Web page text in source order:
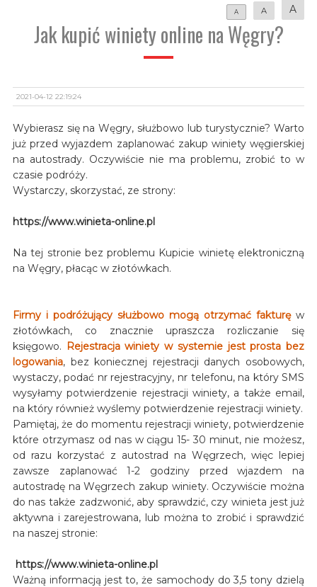
A A A
Jak kupić winiety online na Węgry?
2021-04-12 22:19:24
Wybierasz się na Węgry, służbowo lub turystycznie? Warto
już przed wyjazdem zaplanować zakup winiety węgierskiej
na autostrady. Oczywiście nie ma problemu, zrobić to w
czasie podróży.
Wystarczy, skorzystać, ze strony:
https://www.winieta-online.pl
Na tej stronie bez problemu Kupicie winietę elektroniczną
na Węgry, płacąc w złotówkach.
Firmy i podróżujący służbowo mogą otrzymać fakturęw
złotówkach, co znacznie upraszcza rozliczanie się
księgowo. Rejestracja winiety w systemie jest prosta bez
logowania, bez koniecznej rejestracji danych osobowych,
wystaczy, podać nr rejestracyjny, nr telefonu, na który SMS
wysyłamy potwierdzenie rejestracji winiety, a także email,
na który również wyślemy potwierdzenie rejestracji winiety.
Pamiętaj, że do momentu rejestracji winiety, potwierdzenie
które otrzymasz od nas w ciągu 15- 30 minut, nie możesz,
od razu korzystać z autostrad na Węgrzech, więc lepiej
zawsze zaplanować 1-2 godziny przed wjazdem na
autostradę na Węgrzech zakup winiety. Oczywiście można
do nas także zadzwonić, aby sprawdzić, czy winieta jest już
aktywna i zarejestrowana, lub można to zrobić i sprawdzić
na naszej stronie:
https://www.winieta-online.pl
Ważną informacją jest to, że samochody do 3,5 tony dzielą